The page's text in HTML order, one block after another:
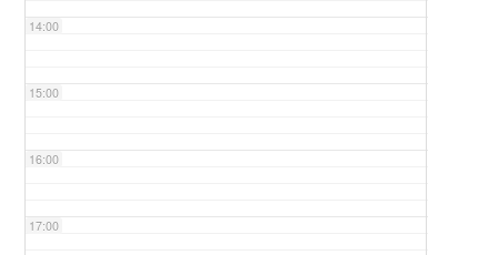
14:00
15:00
16:00
17:00